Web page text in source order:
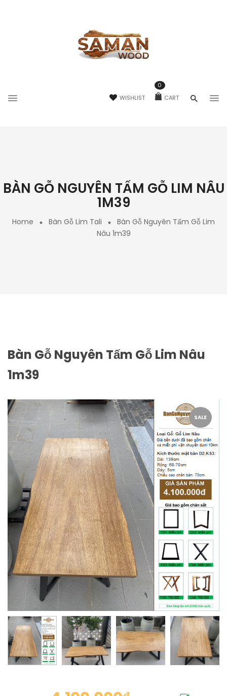
WISHLIST CART
0
BÀN GỖ NGUYÊN TẤM GỖ LIM NÂU
1M39
Home Bàn Gỗ Lim Tali
Bàn Gỗ Nguyên Tấm Gỗ Lim
Nâu 1m39
Bàn Gỗ Nguyên Tấm Gỗ Lim Nâu
1m39
SALE